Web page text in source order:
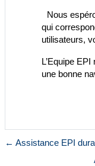
Nous
qui
utilisateurs,
L’Equipe
une bonne
← Assistance EPI